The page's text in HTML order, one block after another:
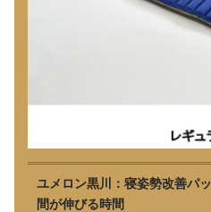
ユメロン黒川：寝姿勢改善パ
間が伸びる時間